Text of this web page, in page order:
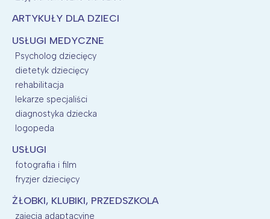
ARTYKUŁY DLA DZIECI
USŁUGI MEDYCZNE
Psycholog dziecięcy
dietetyk dziecięcy
rehabilitacja
lekarze specjaliści
diagnostyka dziecka
logopeda
USŁUGI
fotografia i film
fryzjer dziecięcy
ŻŁOBKI, KLUBIKI, PRZEDSZKOLA
zajęcia adaptacyjne